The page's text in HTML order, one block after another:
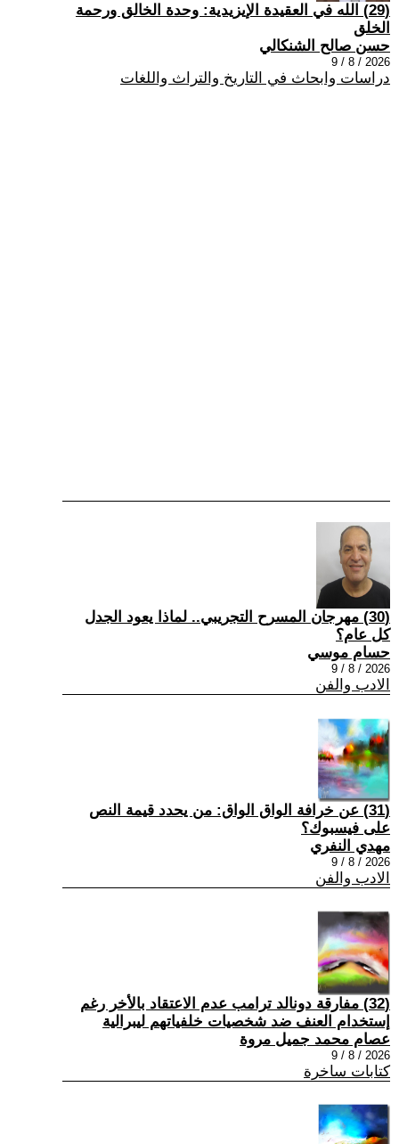
(29) الله في العقيدة الإيزيدية: وحدة الخالق ورحمة
الخلق
حسن صالح الشنكالي
2026 / 8 / 9
دراسات وابحاث في التاريخ والتراث واللغات
(30) مهرجان المسرح التجريبي.. لماذا يعود الجدل
كل عام؟
حسام موسي
2026 / 8 / 9
الادب والفن
(31) عن خرافة الواق الواق: من يحدد قيمة النص
على فيسبوك؟
مهدي النفري
2026 / 8 / 9
الادب والفن
(32) مفارقة دونالد ترامب عدم الاعتقاد بالأخر رغم
إستخدام العنف ضد شخصيات خلفياتهم ليبرالية
عصام محمد جميل مروة
2026 / 8 / 9
كتابات ساخرة